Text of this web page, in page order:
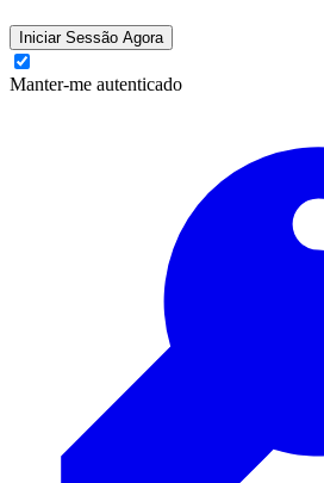
Iniciar Sessão Agora
Manter-me autenticado